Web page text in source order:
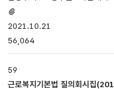
있음
2021.10.21
56,064
59
근로복지기본법 질의회시집